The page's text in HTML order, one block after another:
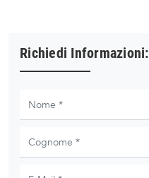
Richiedi Informazioni: